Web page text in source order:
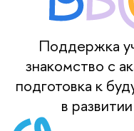
Поддержка
знакомство с
подготовка к
в